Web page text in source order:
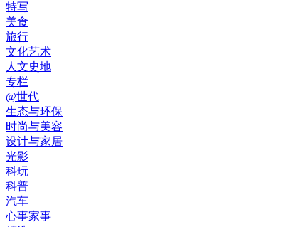
特写
美食
旅行
文化艺术
人文史地
专栏
@世代
生态与环保
时尚与美容
设计与家居
光影
科玩
科普
汽车
心事家事